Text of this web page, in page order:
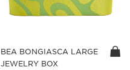
BEA BONGIASCA LARGE
JEWELRY BOX